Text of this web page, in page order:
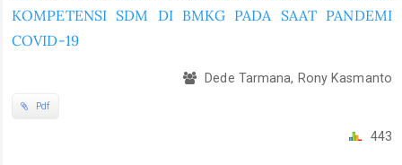
KOMPETENSI SDM DI BMKG PADA SAAT PANDEMI
COVID-19
Dede Tarmana, Rony Kasmanto
Pdf
443